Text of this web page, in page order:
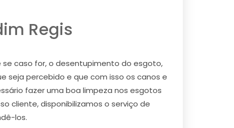
Regis
caso for, o desentupimento do esgoto,
seja percebido e que com isso os canos e
fazer uma boa limpeza nos esgotos
cliente, disponibilizamos o serviço de
los.